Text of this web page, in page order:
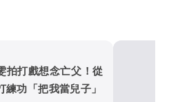
拍打戲想念亡父！從
練功「把我當兒子」